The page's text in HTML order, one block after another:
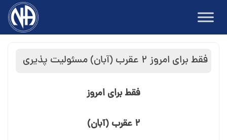
content
فقط برای امروز ۲ عقرب (آبان) مسئولیت⁯ پذیری
فقط برای امروز
۲ عقرب (آبان)